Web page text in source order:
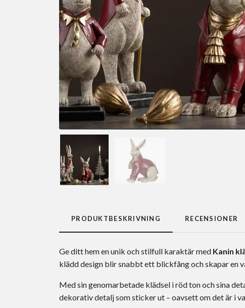
PRODUKTBESKRIVNING RECENSIONER
Ge ditt hem en unik och stilfull karaktär med Kanin
klädd design blir snabbt ett blickfång och skapar en
Med sin genomarbetade klädsel i röd ton och sina
dekorativ detalj som sticker ut – oavsett om det är i